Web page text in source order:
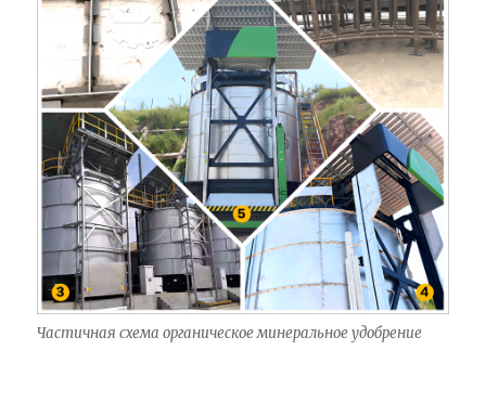
Частичная схема органическое минеральное удобрение